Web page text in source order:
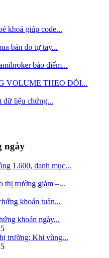
khoá giúp code...
bán do tự tay...
báo điểm...
VOLUME THEO DÕI...
dữ liệu chứng...
ngày
1.600, danh mục...
thị trường giảm –...
khoán tuần...
khoán ngày...
trường: Khi vùng...